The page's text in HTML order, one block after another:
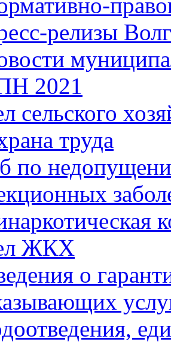
релизы
2021
сельского
труда
по
ЖКХ
о